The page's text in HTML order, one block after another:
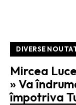
DIVERSE
Mircea
» Va
împotriva